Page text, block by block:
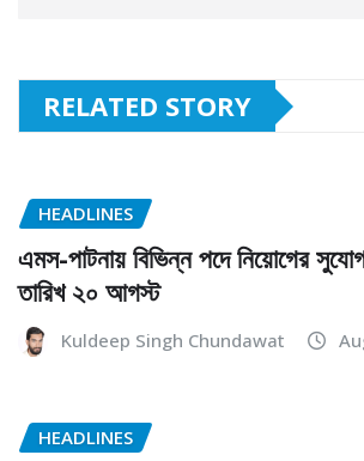
RELATED STORY
HEADLINES
এমস-পাটনায় বিভিন্ন পদে নিয়োগের
তারিখ ২০ আগস্ট
Kuldeep Singh Chundawat
HEADLINES